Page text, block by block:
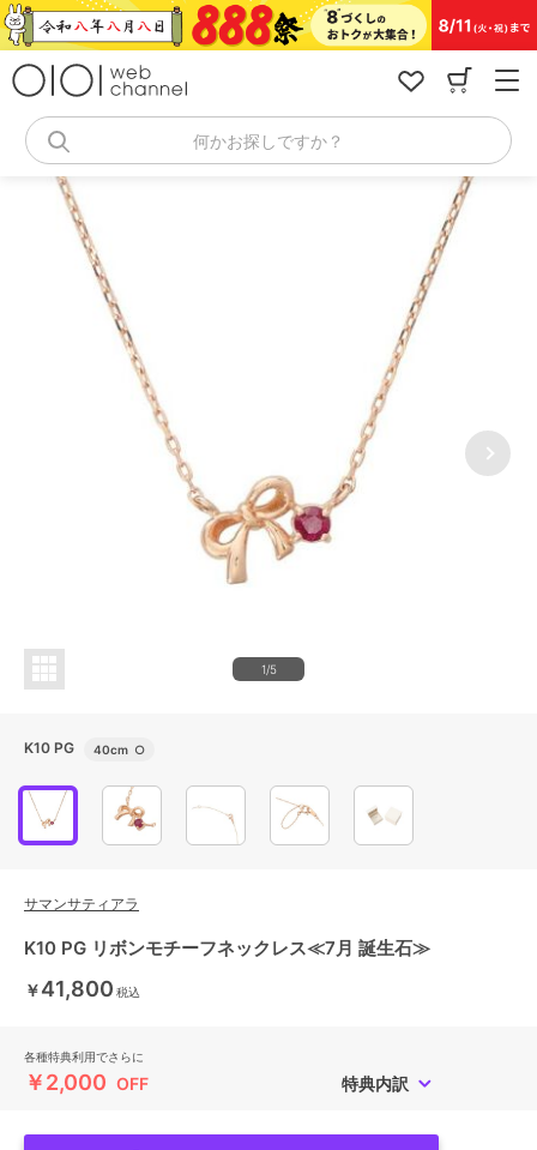
コ
ン
何かお探しですか？
1/5
K10 PG 40cm ○
サマンサティアラ
K10 PG リボンモチーフネックレス≪7月 誕生石≫
￥41,800 税込
各種特典利用でさらに
￥2,000 OFF 特典内訳